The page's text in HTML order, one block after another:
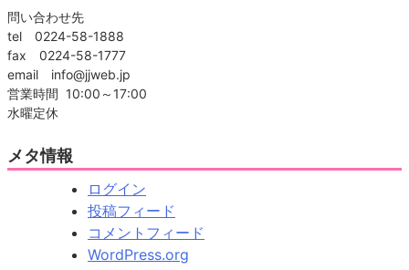
問い合わせ先
tel 0224-58-1888
fax 0224-58-1777
email info@jjweb.jp
営業時間 10:00～17:00
水曜定休
メタ情報
ログイン
投稿フィード
コメントフィード
WordPress.org